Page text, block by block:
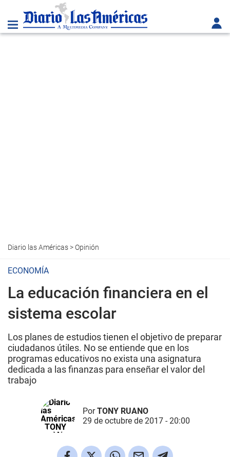
Diario las Américas>Opinión
ECONOMÍ­A
La educación financiera en el
sistema escolar
Los planes de estudios tienen el objetivo de preparar
ciudadanos útiles. No se entiende que en los
programas educativos no exista una asignatura
dedicada a las finanzas para enseñar el valor del
trabajo
PorTONY RUANO
29 de octubre de 2017 - 20:00